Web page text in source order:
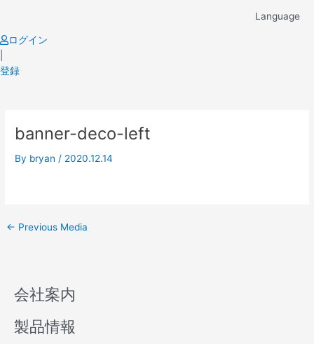
content
Language
ログイン
登録
banner-deco-left
By bryan / 2020.12.14
navigation
← Previous Media
会社案内
製品情報